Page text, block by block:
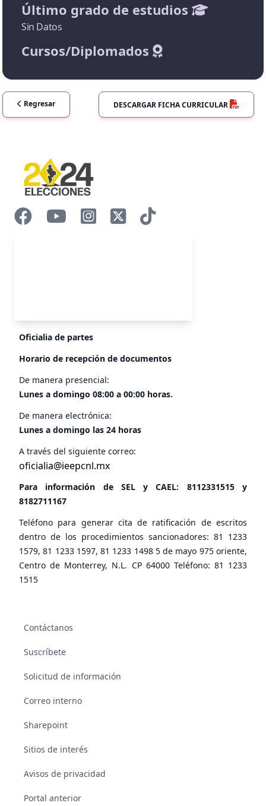
Último grado de estudios
Sin Datos
Cursos/Diplomados
Regresar DESCARGAR FICHA CURRICULAR
Oficialia de partes
Horario de recepción de documentos
De manera presencial:
Lunes a domingo 08:00 a 00:00 horas.
De manera electrónica:
Lunes a domingo las 24 horas
A través del siguiente correo:
oficialia@ieepcnl.mx
Para información de SEL y CAEL: 8112331515y
8182711167
Teléfono para generar cita de ratificación de escritos
dentro de los procedimientos sancionadores: 81 1233
1579, 81 1233 1597, 81 1233 1498 5 de mayo 975 oriente,
Centro de Monterrey, N.L. CP 64000 Teléfono: 81 1233
1515
Contáctanos
Suscríbete
Solicitud de información
Correo interno
Sharepoint
Sitios de interés
Avisos de privacidad
Portal anterior